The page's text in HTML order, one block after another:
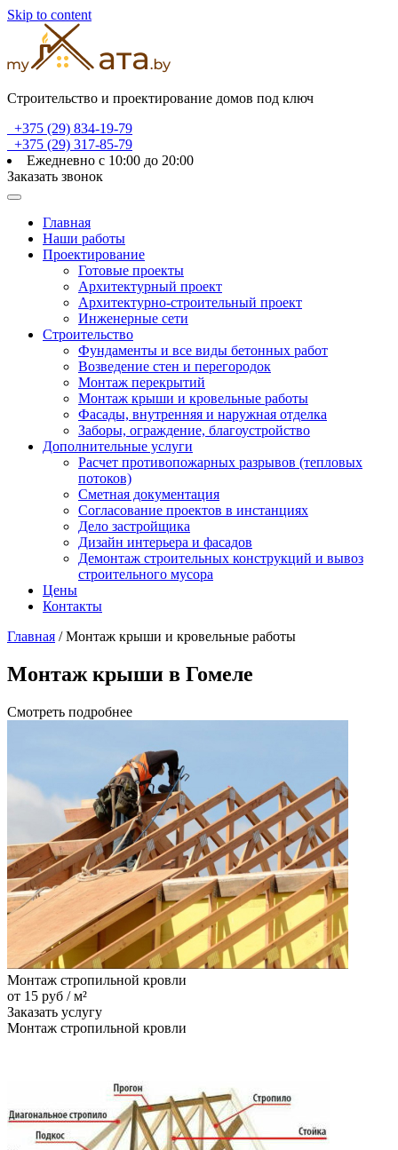
Skip to content
Строительство и проектирование домов под ключ
+375 (29) 834-19-79
+375 (29) 317-85-79
Ежедневно с 10:00 до 20:00
Заказать звонок
Главная
Наши работы
Проектирование
Готовые проекты
Архитектурный проект
Архитектурно-строительный проект
Инженерные сети
Строительство
Фундаменты и все виды бетонных работ
Возведение стен и перегородок
Монтаж перекрытий
Монтаж крыши и кровельные работы
Фасады, внутренняя и наружная отделка
Заборы, ограждение, благоустройство
Дополнительные услуги
Расчет противопожарных разрывов (тепловых
потоков)
Сметная документация
Согласование проектов в инстанциях
Дело застройщика
Дизайн интерьера и фасадов
Демонтаж строительных конструкций и вывоз
строительного мусора
Цены
Контакты
Главная / Монтаж крыши и кровельные работы
Монтаж крыши в Гомеле
Смотреть подробнее
Монтаж стропильной кровли
от 15 руб / м²
Заказать услугу
Монтаж стропильной кровли